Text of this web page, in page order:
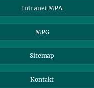
Intranet MPA
MPG
Sitemap
Kontakt